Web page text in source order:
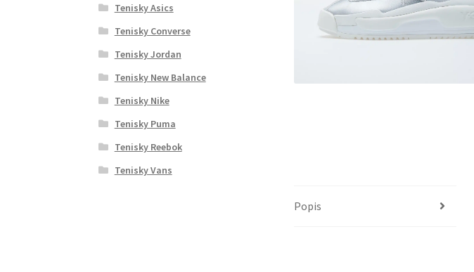
Popis
Tenisky Asics
Tenisky Converse
Tenisky Jordan
Tenisky New Balance
Tenisky Nike
Tenisky Puma
Tenisky Reebok
Tenisky Vans